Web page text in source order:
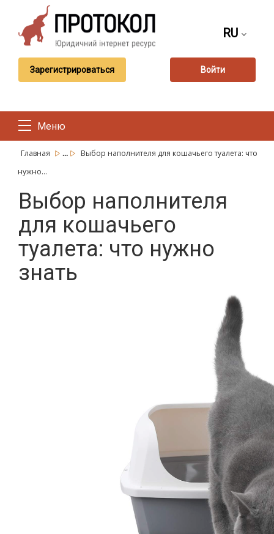
RU
Зарегистрироваться Войти
Меню
Главная ...
Выбор наполнителя для кошачьего туалета: что
нужно...
Выбор наполнителя
для кошачьего
туалета: что нужно
знать